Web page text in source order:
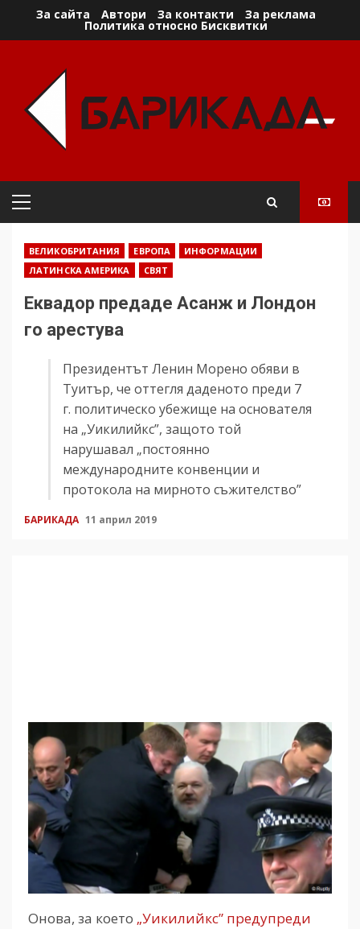
За сайта Автори За контакти За реклама
Политика относно Бисквитки
Primary
ВЕЛИКОБРИТАНИЯ ЕВРОПА
ИНФОРМАЦИИ
ЛАТИНСКА АМЕРИКА
СВЯТ
Еквадор предаде Асанж и Лондон
го арестува
Президентът Ленин Морено обяви в
Туитър, че оттегля даденото преди 7
г. политическо убежище на основателя
на „Уикилийкс”, защото той
нарушавал „постоянно
международните конвенции и
протокола на мирното съжителство”
БАРИКАДА 11 април 2019
Онова, за което „Уикилийкс” предупреди